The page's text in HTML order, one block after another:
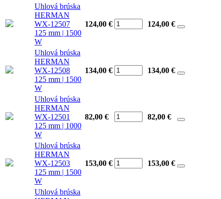
Uhlová brúska
HERMAN
WX-12507
125 mm | 1500
W
124,00 € 124,00 €
Uhlová brúska
HERMAN
WX-12508
125 mm | 1500
W
134,00 € 134,00 €
Uhlová brúska
HERMAN
WX-12501
125 mm | 1000
W
82,00 € 82,00 €
Uhlová brúska
HERMAN
WX-12503
125 mm | 1500
W
153,00 € 153,00 €
Uhlová brúska